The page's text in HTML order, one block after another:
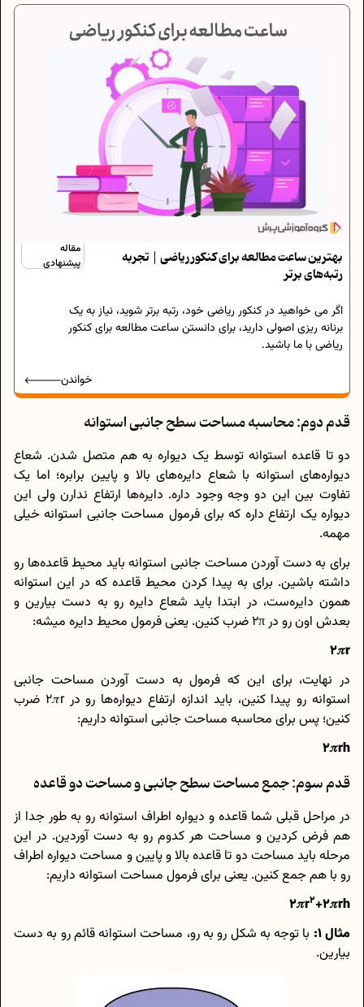
مقاله
پیشنهادی
بهترین ساعت مطالعه برای کنکور ریاضی | تجربه
رتبه‌های برتر
اگر می خواهید در کنکور ریاضی خود، رتبه برتر شوید، نیاز به یک
برنانه ریزی اصولی دارید، برای دانستن ساعت مطالعه برای کنکور
ریاضی با ما باشید.
خواندن
قدم دوم: محاسبه مساحت سطح جانبی استوانه
دو تا قاعده استوانه توسط یک دیواره به هم متصل شدن. شعاع
دیواره‌های استوانه با شعاع دایره‌های بالا و پایین برابره؛ اما یک
تفاوت بین این دو وجه وجود داره. دایره‌ها ارتفاع ندارن ولی این
دیواره یک ارتفاع داره که برای فرمول مساحت جانبی استوانه خیلی
مهمه.
برای به دست آوردن مساحت جانبی استوانه باید محیط قاعده‌ها رو
داشته باشین. برای به پیدا کردن محیط قاعده که در این استوانه
همون دایره‌ست، در ابتدا باید شعاع دایره رو به دست بیارین و
بعدش اون رو در 2π ضرب کنین. یعنی فرمول محیط دایره میشه:
2𝜋r
در نهایت، برای این که فرمول به دست آوردن مساحت جانبی
استوانه رو پیدا کنین، باید اندازه ارتفاع دیواره‌ها رو در 2𝜋r ضرب
کنین؛ پس برای محاسبه مساحت جانبی استوانه داریم:
2𝜋rh
قدم سوم: جمع مساحت سطح جانبی و مساحت دو قاعده
در مراحل قبلی شما قاعده و دیواره اطراف استوانه رو به طور جدا از
هم فرض کردین و مساحت هر کدوم رو به دست آوردین. در این
مرحله باید مساحت دو تا قاعده بالا و پایین و مساحت دیواره اطراف
رو با هم جمع کنین. یعنی برای فرمول مساحت استوانه داریم:
2𝜋r2+2𝜋rh
مثال 1:
با توجه به شکل رو به رو، مساحت استوانه قائم رو به دست
بیارین.